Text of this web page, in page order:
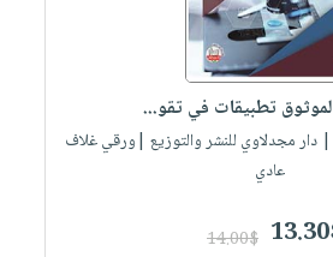
تطبيقات في تقو...
| دار مجدلاوي للنشر والتوزيع |ورقي غلاف
عادي
14.00$